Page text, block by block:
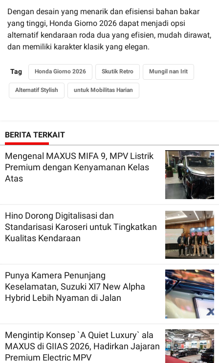
Dengan desain yang menarik dan efisiensi bahan bakar
yang tinggi, Honda Giorno 2026 dapat menjadi opsi
alternatif kendaraan roda dua yang efisien, mudah dirawat,
dan memiliki karakter klasik yang elegan.
Tag Honda Giorno 2026 Skutik Retro Mungil nan Irit
Alternatif Stylish untuk Mobilitas Harian
BERITA TERKAIT
Mengenal MAXUS MIFA 9, MPV Listrik
Premium dengan Kenyamanan Kelas
Atas
Hino Dorong Digitalisasi dan
Standarisasi Karoseri untuk Tingkatkan
Kualitas Kendaraan
Punya Kamera Penunjang
Keselamatan, Suzuki Xl7 New Alpha
Hybrid Lebih Nyaman di Jalan
Mengintip Konsep `A Quiet Luxury` ala
MAXUS di GIIAS 2026, Hadirkan Jajaran
Premium Electric MPV